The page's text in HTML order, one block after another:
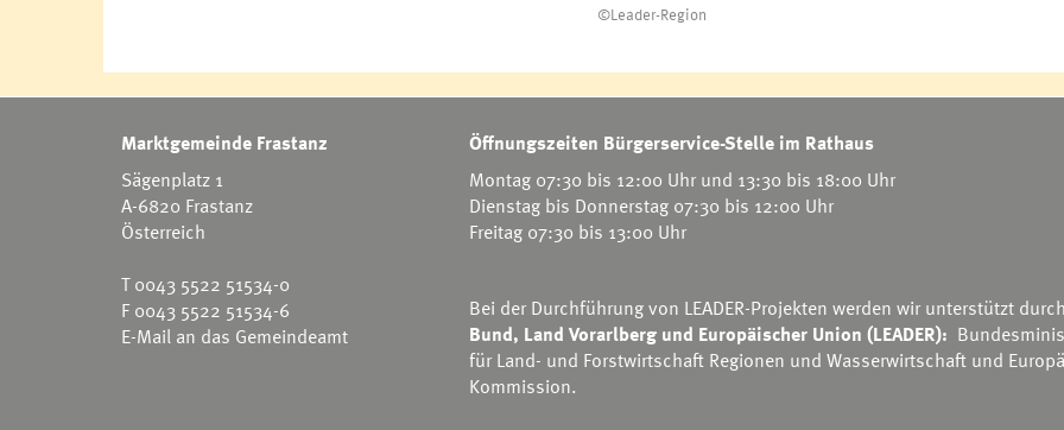
©Leader-Region
©Leader-Region
©Leader-Region
©Leader-Region
Marktgemeinde Frastanz
Sägenplatz 1
A-6820 Frastanz
Österreich
T0043 5522 51534-0
F 0043 5522 51534-6
E-Mail an das Gemeindeamt
Öffnungszeiten Bürgerservice-Stelle im Rathaus
Montag 07:30 bis 12:00 Uhr und 13:30 bis 18:00 Uhr
Dienstag bis Donnerstag 07:30 bis 12:00 Uhr
Freitag 07:30 bis 13:00 Uhr
Bei der Durchführung von LEADER-Projekten werden wir unterstützt
Bund, Land Vorarlberg und Europäischer Union (LEADER):
für Land- und Forstwirtschaft Regionen und Wasserwirtschaftund
Kommission.